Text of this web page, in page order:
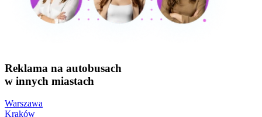
Reklama na autobusach
w innych miastach
Warszawa
Kraków